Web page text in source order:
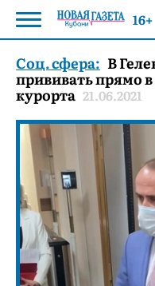
Соц. сфера: В
прививать прямо
курорта 21.06.2021
16+